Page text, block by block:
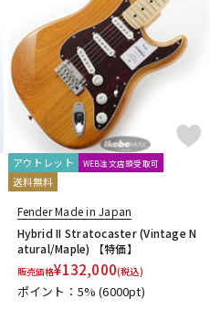
アウトレット WEB注文店頭受取可
送料無料
Fender Made in Japan
Hybrid II Stratocaster (Vintage N
atural/Maple) 【特価】
販売価格¥132,000(税込)
ポイント：5%(6000pt)